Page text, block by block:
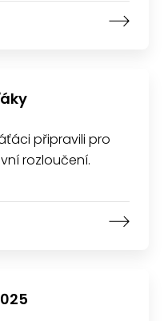
připravili pro
rozloučení.